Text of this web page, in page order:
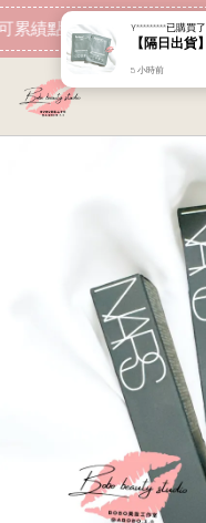
績點數 下筆消費即可折抵
Y*********已購買了
5 小時前